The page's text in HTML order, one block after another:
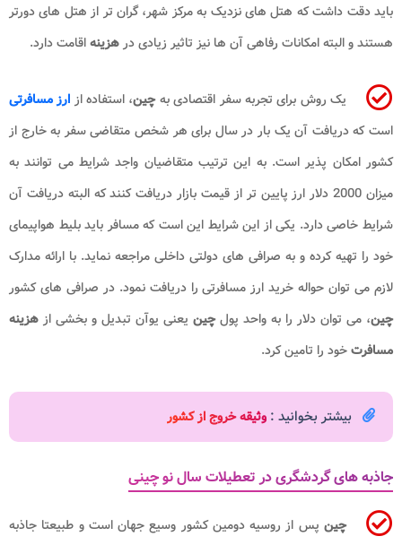
باید دقت داشت که هتل های نزدیک به مرکز شهر، گران تر از هتل های دورتر
هستند و البته امکانات رفاهی آن ها نیز تاثیر زیادی درهزینهاقامت دارد.
یک روش برای تجربه سفر اقتصادی بهچین، استفاده از ارز مسافرتی
است که دریافت آن یک بار در سال برای هر شخص متقاضی سفر به خارج از
کشور امکان پذیر است. به این ترتیب متقاضیان واجد شرایط می توانند به
میزان 2000 دلار ارز پایین تر از قیمت بازار دریافت کنند که البته دریافت آن
شرایط خاصی دارد. یکی از این شرایط این است که مسافر باید بلیط هواپیمای
خود را تهیه کرده و به صرافی های دولتی داخلی مراجعه نماید. با ارائه مدارک
لازم می توان حواله خرید ارز مسافرتی را دریافت نمود. در صرافی های کشور
چین، می توان دلار را به واحد پولچین یعنی یوآن تبدیل و بخشی از هزینه
مسافرتخود را تامین کرد.
بیشتر بخوانید : وثیقه خروج از کشور
جاذبه های گردشگری در تعطیلات سال نو چینی
چین پس از روسیه دومین کشور وسیع جهان است و طبیعتا جاذبه